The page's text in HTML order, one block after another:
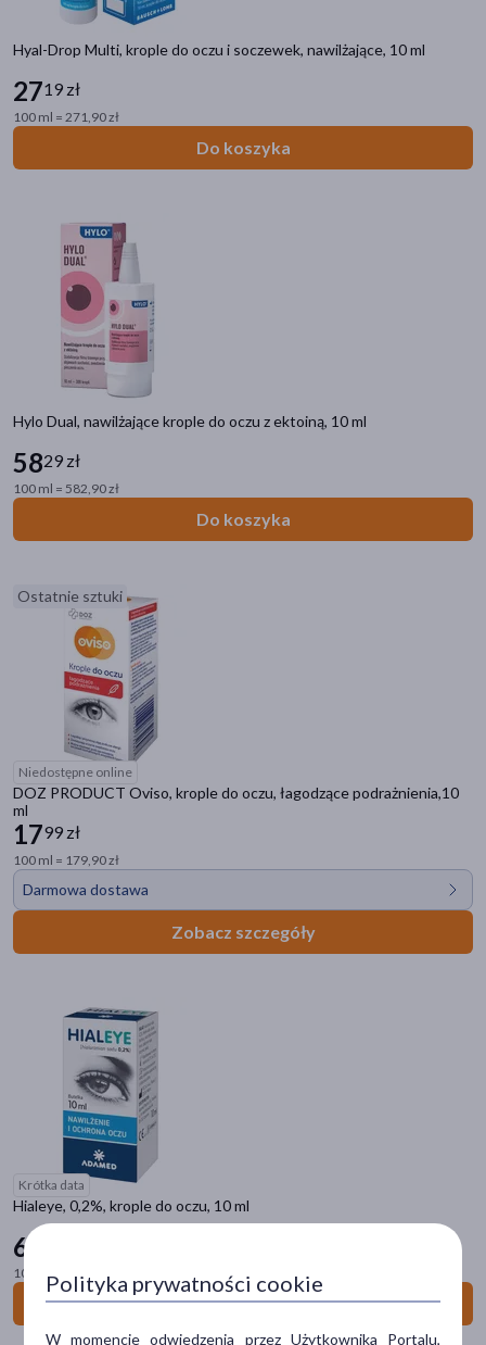
Hyal-Drop Multi, krople do oczu i soczewek, nawilżające, 10 ml
2719 zł
100 ml = 271,90 zł
Do koszyka
Hylo Dual, nawilżające krople do oczu z ektoiną, 10 ml
5829 zł
100 ml = 582,90 zł
Do koszyka
Ostatnie sztuki
Niedostępne online
DOZ PRODUCT Oviso, krople do oczu, łagodzące podrażnienia,10
ml
1799 zł
100 ml = 179,90 zł
Darmowa dostawa
Zobacz szczegóły
Krótka data
Hialeye, 0,2%, krople do oczu, 10 ml
6
100 ml = 60,00 zł
Do koszyka
Kategorie produktów
Do poprzedniej kategorii
Oczy i wzrok
Soczewki kontaktowe
Krople do oczu
Higiena powiek
Płyny do soczewek
Filtry
Dostępny(134)
Wysyłka 0 zł
Ostatnie sztuki
Wysyłka
Marka
Allergocrom
Allergodil(1)
Aravis(1)
Avitale(1)
Polityka prywatności cookie
W momencie odwiedzenia przez Użytkownika Portalu,